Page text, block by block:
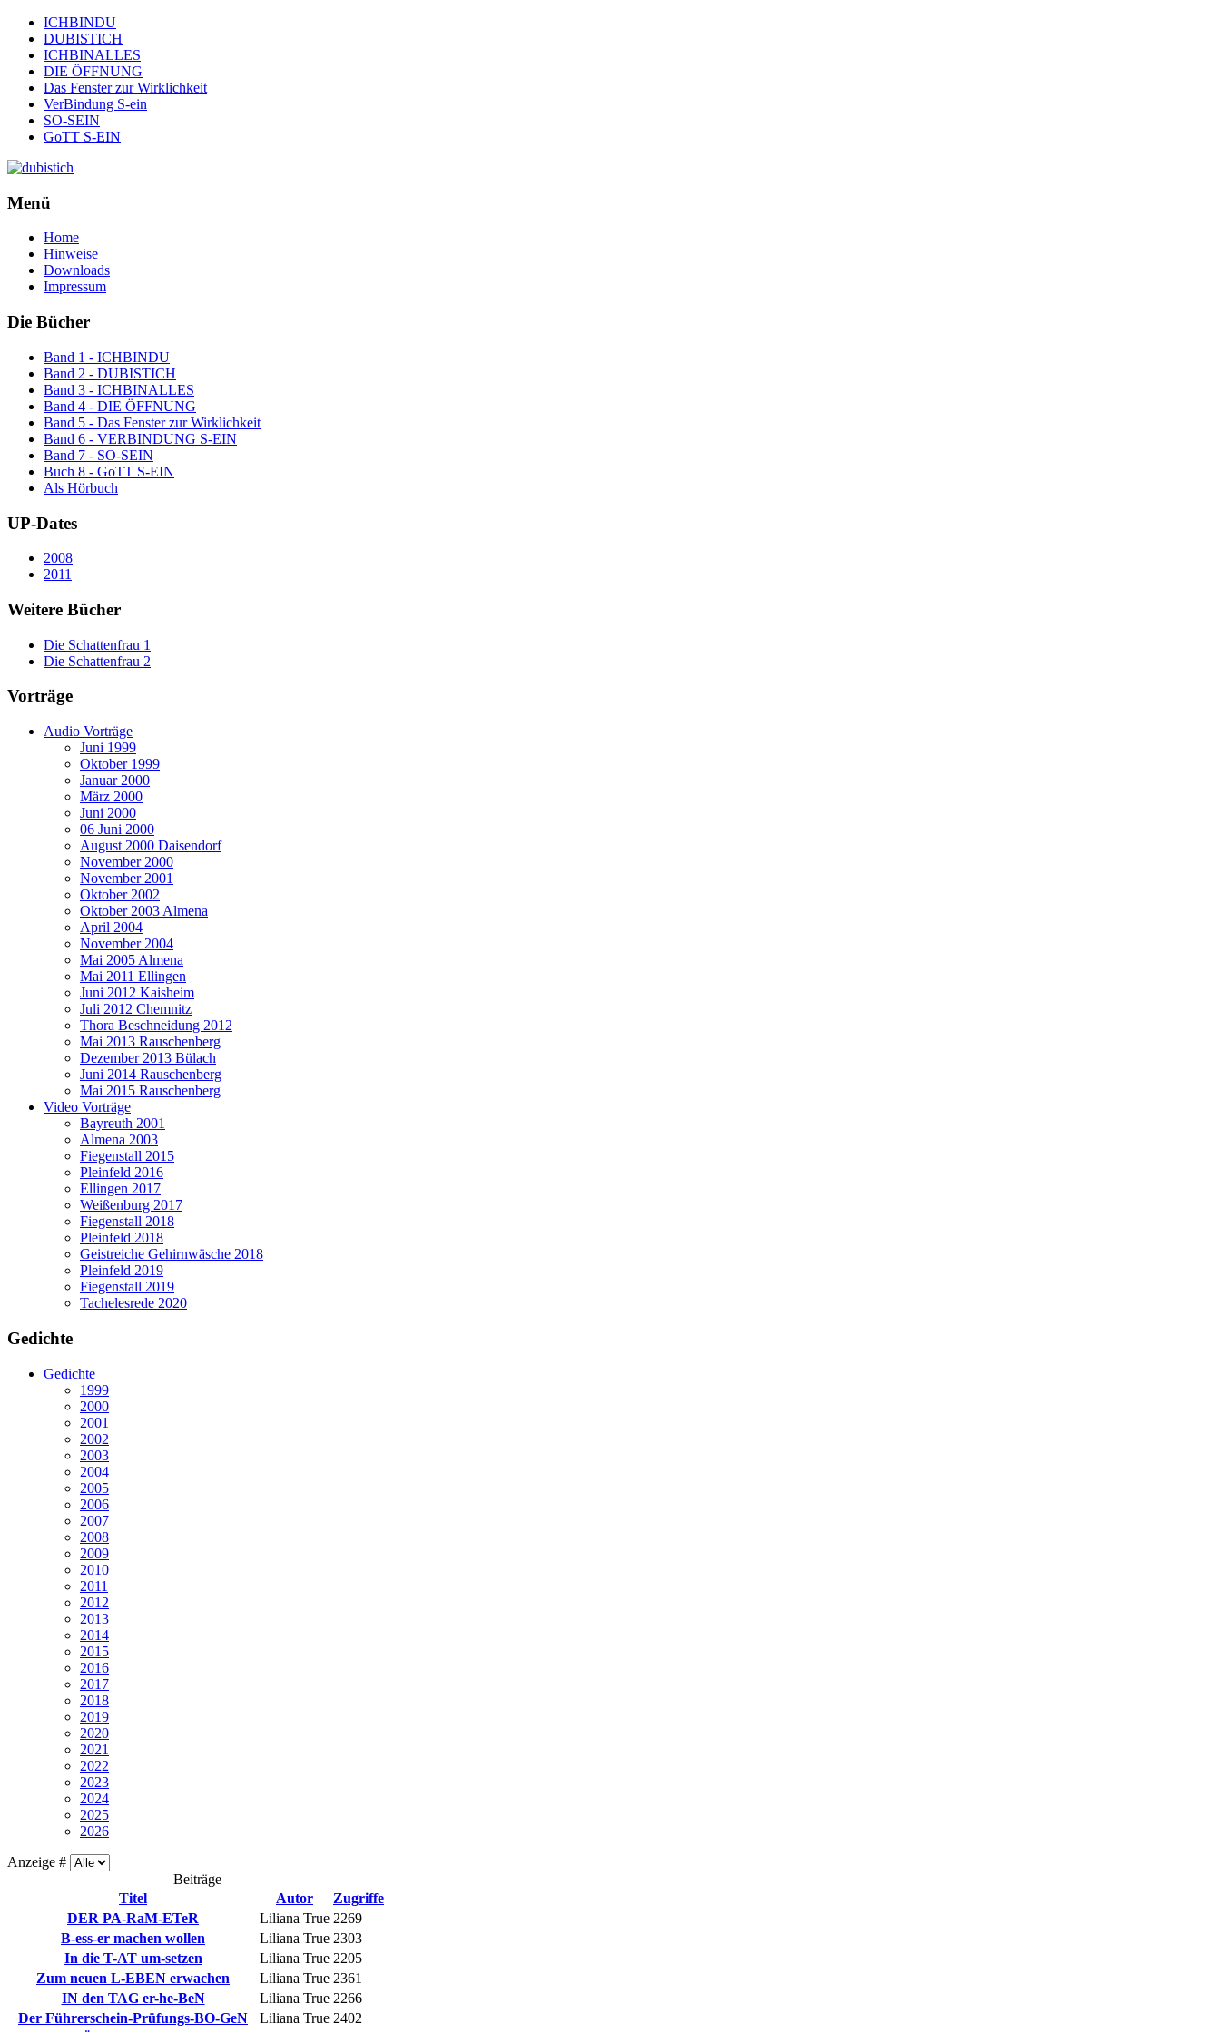
ICHBINDU
DUBISTICH
ICHBINALLES
DIE ÖFFNUNG
Das Fenster zur Wirklichkeit
VerBindung S-ein
SO-SEIN
GoTT S-EIN
Menü
Home
Hinweise
Downloads
Impressum
Die Bücher
Band 1 - ICHBINDU
Band 2 - DUBISTICH
Band 3 - ICHBINALLES
Band 4 - DIE ÖFFNUNG
Band 5 - Das Fenster zur Wirklichkeit
Band 6 - VERBINDUNG S-EIN
Band 7 - SO-SEIN
Buch 8 - GoTT S-EIN
Als Hörbuch
UP-Dates
2008
2011
Weitere Bücher
Die Schattenfrau 1
Die Schattenfrau 2
Vorträge
Audio Vorträge
Juni 1999
Oktober 1999
Januar 2000
März 2000
Juni 2000
06 Juni 2000
August 2000 Daisendorf
November 2000
November 2001
Oktober 2002
Oktober 2003 Almena
April 2004
November 2004
Mai 2005 Almena
Mai 2011 Ellingen
Juni 2012 Kaisheim
Juli 2012 Chemnitz
Thora Beschneidung 2012
Mai 2013 Rauschenberg
Dezember 2013 Bülach
Juni 2014 Rauschenberg
Mai 2015 Rauschenberg
Video Vorträge
Bayreuth 2001
Almena 2003
Fiegenstall 2015
Pleinfeld 2016
Ellingen 2017
Weißenburg 2017
Fiegenstall 2018
Pleinfeld 2018
Geistreiche Gehirnwäsche 2018
Pleinfeld 2019
Fiegenstall 2019
Tachelesrede 2020
Gedichte
Gedichte
1999
2000
2001
2002
2003
2004
2005
2006
2007
2008
2009
2010
2011
2012
2013
2014
2015
2016
2017
2018
2019
2020
2021
2022
2023
2024
2025
2026
Anzeige #
Beiträge
Titel
Autor
Zugriffe
DER PA-RaM-ETeR
Liliana True 2269
B-ess-er machen wollen
Liliana True 2303
In die T-AT um-setzen
Liliana True 2205
Zum neuen L-EBEN erwachen
Liliana True 2361
IN den TAG er-he-BeN
Liliana True 2266
Der Führerschein-Prüfungs-BO-GeN
Liliana True 2402